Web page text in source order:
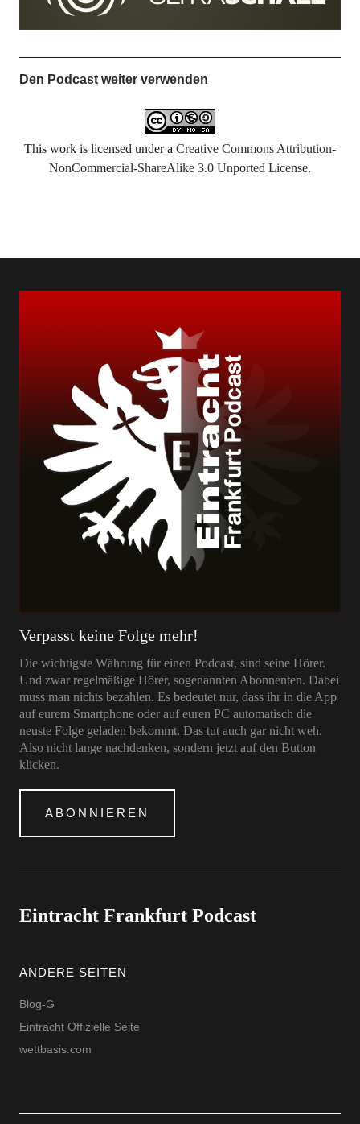
Den Podcast weiter verwenden
This work is licensed under a Creative Commons Attribution-
NonCommercial-ShareAlike 3.0 Unported License.
Verpasst keine Folge mehr!
Die wichtigste Währung für einen Podcast, sind seine Hörer.
Und zwar regelmäßige Hörer, sogenannten Abonnenten. Dabei
muss man nichts bezahlen. Es bedeutet nur, dass ihr in die App
auf eurem Smartphone oder auf euren PC automatisch die
neuste Folge geladen bekommt. Das tut auch gar nicht weh.
Also nicht lange nachdenken, sondern jetzt auf den Button
klicken.
ABONNIEREN
Eintracht Frankfurt Podcast
ANDERE SEITEN
Blog-G
Eintracht Offizielle Seite
wettbasis.com